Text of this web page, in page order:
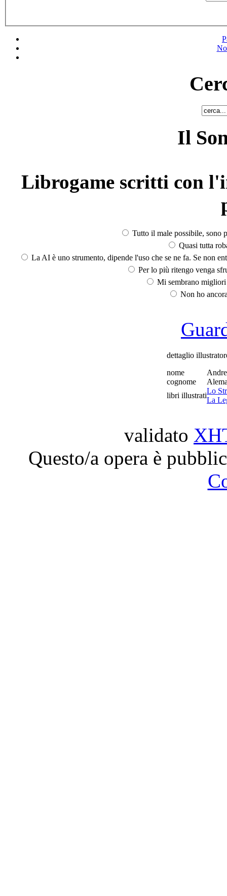
Il
Librogame scritti con
Tutto il male possibile, sono
Quasi tutta
La AI è uno strumento, dipende l'uso che se ne fa. Se non
Per lo più ritengo venga
Mi sembrano
Non ho
dettaglio
nome
cognome
libri illustrati
Lo
La
validato
Questo/a opera è